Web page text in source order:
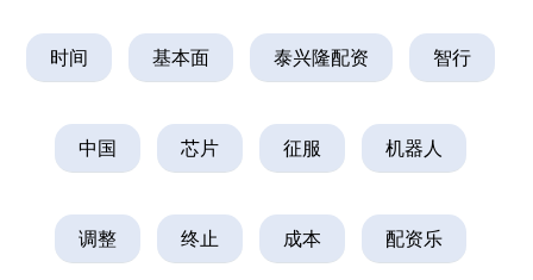
时间 基本面 泰兴隆配资 智行
中国 芯片 征服 机器人
调整 终止 成本 配资乐